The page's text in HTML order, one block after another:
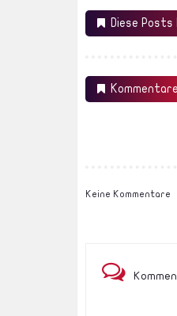
Diese
Kommentare
Keine Kommentare